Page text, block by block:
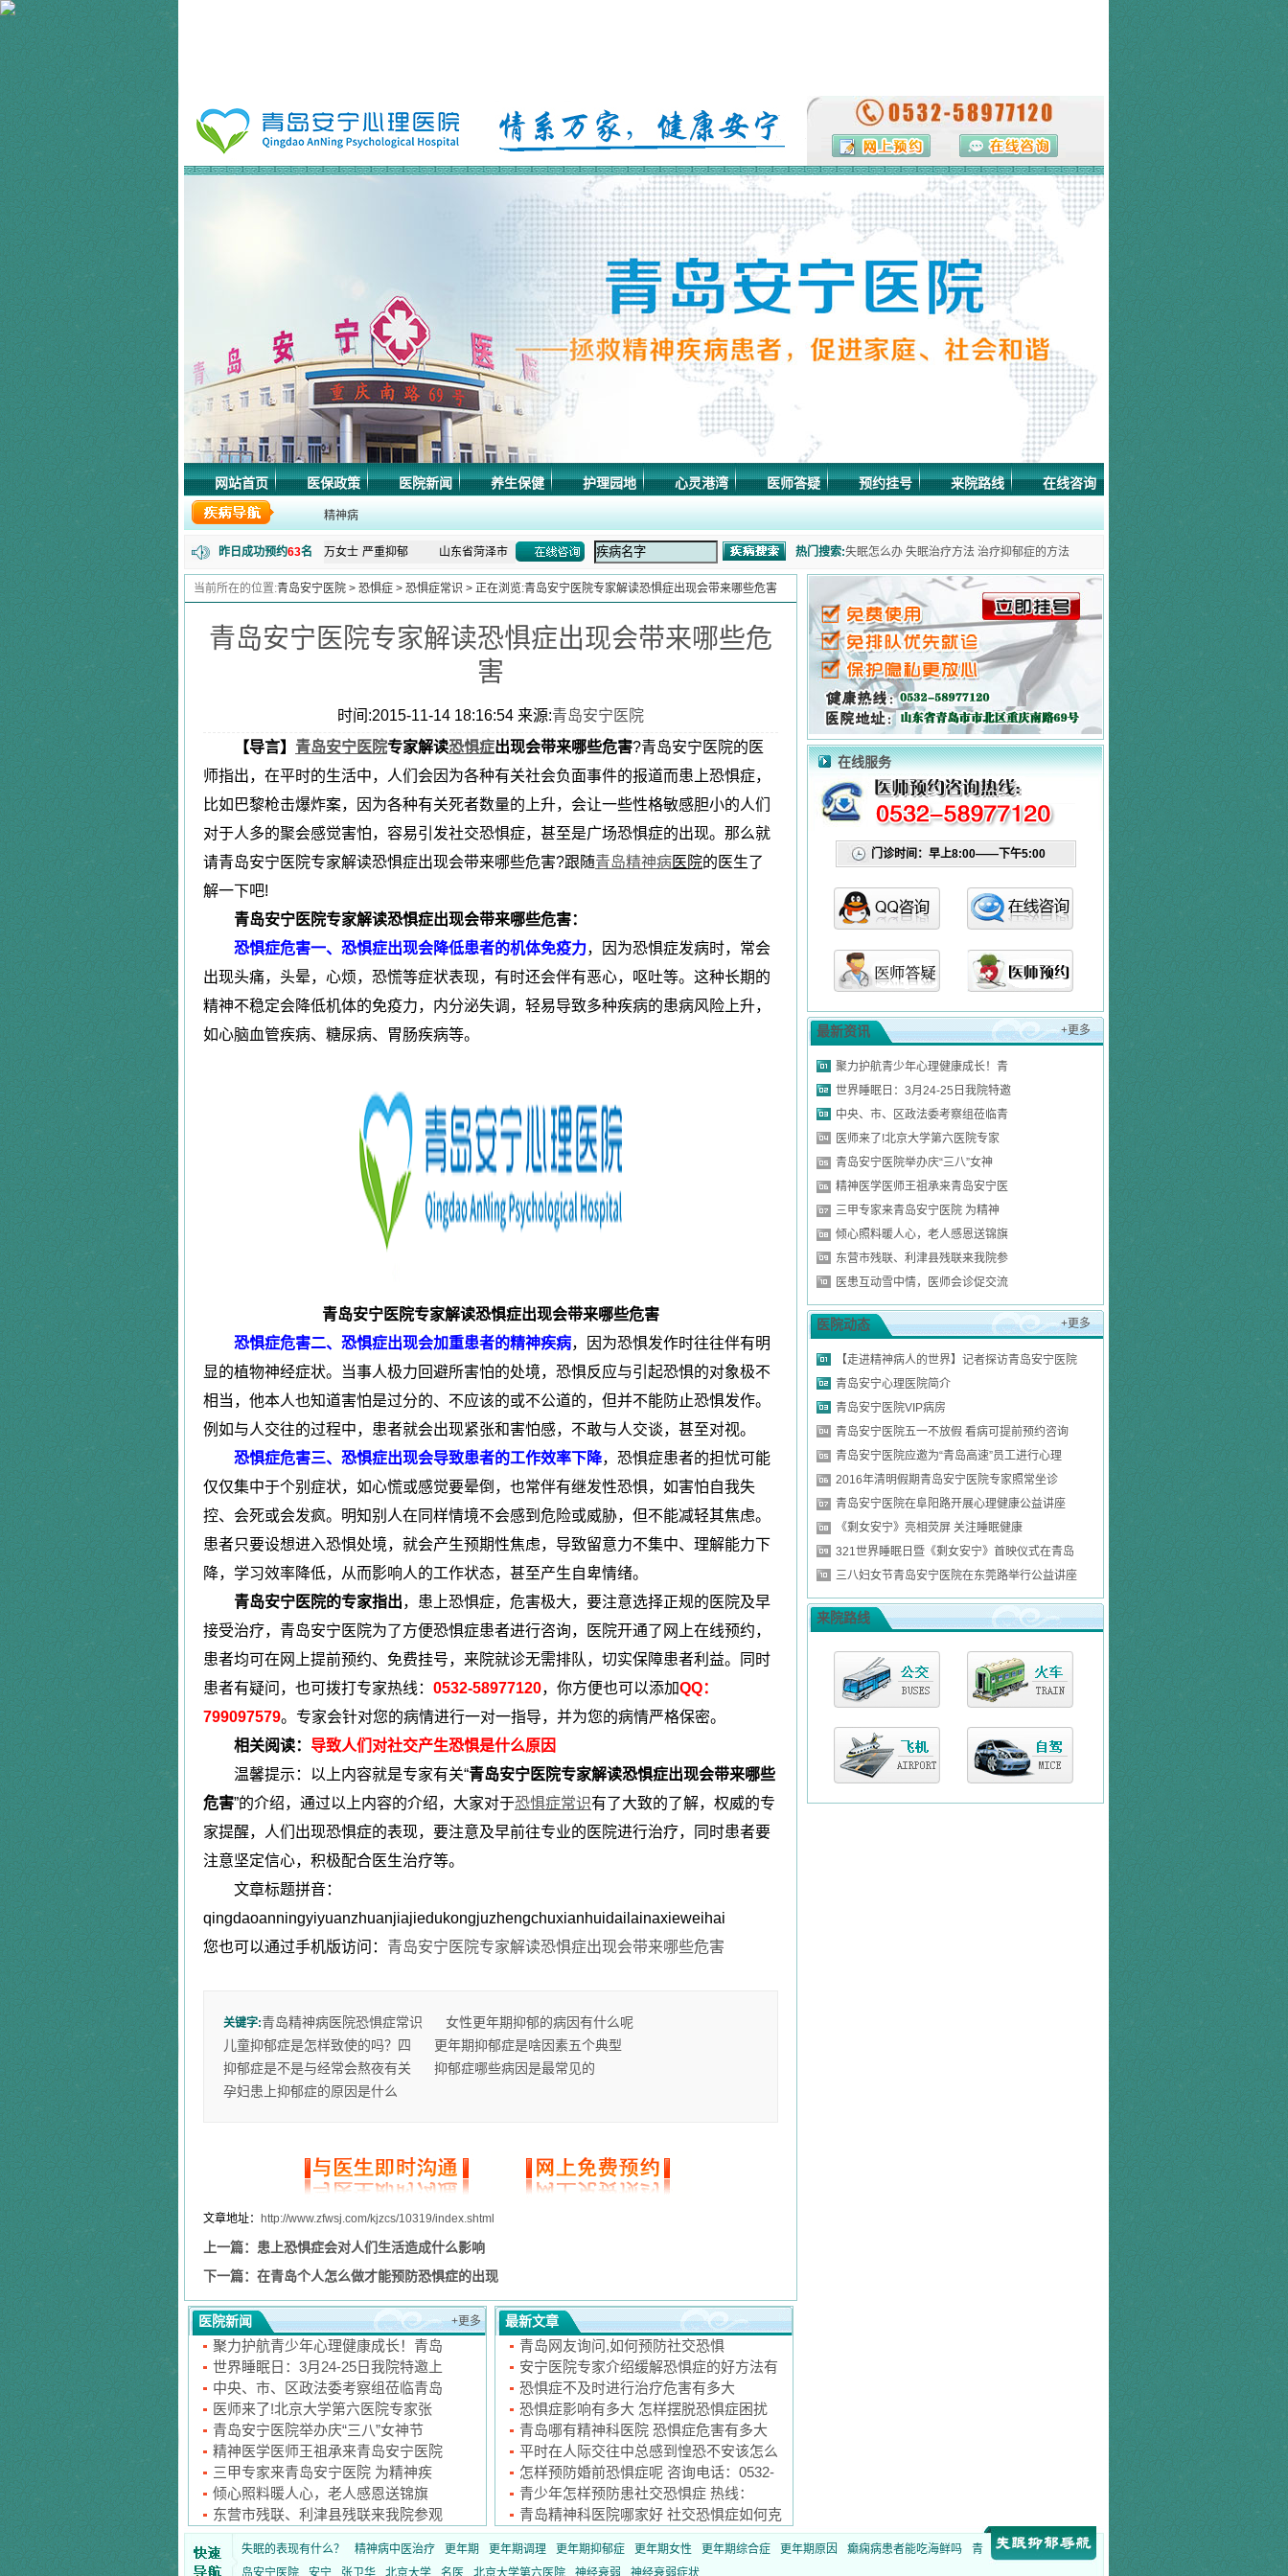
网站首页 医保政策 医院新闻 养生保健 护理园地 心灵港湾 医师答疑 预约挂号 来院路线 在线咨询
精神病
|
失眠症
|
焦虑症
|
狂躁症
|
|
|
疑病症
神经衰弱症
更年期综合症
|
昨日成功预约63名
程女士 抑郁失眠 山东省济南市
郭先生 精神障碍 山东省莱芜市
周先生
万女士 严重抑郁 山东省菏泽市
田先生 强迫症 山东省济南市
马先生 精神分裂 山东省潍坊市
山东省济南市
李先生 恐惧症 山东省济南市
腾先生 失眠抑郁 山东省聊城市
黄女士 焦虑症 山东省东营市
林先生 神经衰弱症 山东省泰安市
朱女士 失眠 山东省济南市
刘同学 抑郁症 山东省日照市
郭先生 精神障碍 山东省莱芜市
周先生 长期失眠 山东省淄博市
万女士 严重抑郁 山东省菏泽市
田先生 强迫症 山东省济南市
唐先生 更年期综合症 山东省青岛市
植物神经紊乱 山东省德州市
恐惧症 山东省济南市
失眠抑郁 山东省聊城市
焦虑症 山东省东营市
神经衰弱症 山东省泰安市
失眠
热门搜索:失眠怎么办 失眠治疗方法 治疗抑郁症的方法
当前所在的位置:青岛安宁医院 > 恐惧症 > 恐惧症常识 > 正在浏览:青岛安宁医院专家解读恐惧症出现会带来哪些危害
青岛安宁医院专家解读恐惧症出现会带来哪些危
害
时间:2015-11-14 18:16:54 来源:青岛安宁医院
【导言】 青岛安宁医院专家解读恐惧症出现会带来哪些危害?青岛安宁医院的医
师指出，在平时的生活中，人们会因为各种有关社会负面事件的报道而患上恐惧症，
比如巴黎枪击爆炸案，因为各种有关死者数量的上升，会让一些性格敏感胆小的人们
对于人多的聚会感觉害怕，容易引发社交恐惧症，甚至是广场恐惧症的出现。那么就
请青岛安宁医院专家解读恐惧症出现会带来哪些危害?跟随青岛精神病医院的医生了
解一下吧!
青岛安宁医院专家解读恐惧症出现会带来哪些危害：
恐惧症危害一、恐惧症出现会降低患者的机体免疫力，因为恐惧症发病时，常会
出现头痛，头晕，心烦，恐慌等症状表现，有时还会伴有恶心，呕吐等。这种长期的
精神不稳定会降低机体的免疫力，内分泌失调，轻易导致多种疾病的患病风险上升，
如心脑血管疾病、糖尿病、胃肠疾病等。
青岛安宁医院专家解读恐惧症出现会带来哪些危害
恐惧症危害二、恐惧症出现会加重患者的精神疾病，因为恐惧发作时往往伴有明
显的植物神经症状。当事人极力回避所害怕的处境，恐惧反应与引起恐惧的对象极不
相当，他本人也知道害怕是过分的、不应该的或不公道的，但并不能防止恐惧发作。
例如与人交往的过程中，患者就会出现紧张和害怕感，不敢与人交谈，甚至对视。
恐惧症危害三、恐惧症出现会导致患者的工作效率下降，恐惧症患者的担忧可能
仅仅集中于个别症状，如心慌或感觉要晕倒，也常伴有继发性恐惧，如害怕自我失
控、会死或会发疯。明知别人在同样情境不会感到危险或威胁，但不能减轻其焦虑。
患者只要设想进入恐惧处境，就会产生预期性焦虑，导致留意力不集中、理解能力下
降，学习效率降低，从而影响人的工作状态，甚至产生自卑情绪。
青岛安宁医院的专家指出，患上恐惧症，危害极大，要注意选择正规的医院及早
接受治疗，青岛安宁医院为了方便恐惧症患者进行咨询，医院开通了网上在线预约，
患者均可在网上提前预约、免费挂号，来院就诊无需排队，切实保障患者利益。同时
患者有疑问，也可拨打专家热线： 0532-58977120，你方便也可以添加QQ：
799097579。专家会针对您的病情进行一对一指导，并为您的病情严格保密。
相关阅读： 导致人们对社交产生恐惧是什么原因
温馨提示：以上内容就是专家有关“青岛安宁医院专家解读恐惧症出现会带来哪些
危害”的介绍，通过以上内容的介绍，大家对于恐惧症常识有了大致的了解，权威的专
家提醒，人们出现恐惧症的表现，要注意及早前往专业的医院进行治疗，同时患者要
注意坚定信心，积极配合医生治疗等。
文章标题拼音：
qingdaoanningyiyuanzhuanjiajiedukongjuzhengchuxianhuidailainaxieweihai
您也可以通过手机版访问： 青岛安宁医院专家解读恐惧症出现会带来哪些危害
关键字:青岛精神病医院恐惧症常识
女性更年期抑郁的病因有什么呢
儿童抑郁症是怎样致使的吗？四
更年期抑郁症是啥因素五个典型
抑郁症是不是与经常会熬夜有关
抑郁症哪些病因是最常见的
孕妇患上抑郁症的原因是什么
文章地址： http://www.zfwsj.com/kjzcs/10319/index.shtml
上一篇： 患上恐惧症会对人们生活造成什么影响
下一篇： 在青岛个人怎么做才能预防恐惧症的出现
医院新闻 +更多
聚力护航青少年心理健康成长！青岛
世界睡眠日：3月24-25日我院特邀上
中央、市、区政法委考察组莅临青岛
医师来了!北京大学第六医院专家张
青岛安宁医院举办庆“三八”女神节
精神医学医师王祖承来青岛安宁医院
三甲专家来青岛安宁医院 为精神疾
倾心照料暖人心，老人感恩送锦旗
东营市残联、利津县残联来我院参观
最新文章
青岛网友询问,如何预防社交恐惧
安宁医院专家介绍缓解恐惧症的好方法有
哪些
恐惧症不及时进行治疗危害有多大
恐惧症影响有多大 怎样摆脱恐惧症困扰
青岛哪有精神科医院 恐惧症危害有多大
平时在人际交往中总感到惶恐不安该怎么
办怎样预防婚前恐惧症呢 咨询电话：0532-
5897
青少年怎样预防患社交恐惧症 热线：
0532-58
青岛精神科医院哪家好 社交恐惧症如何克
服
在线服务
门诊时间：早上8:00——下午5:00
最新资讯 +更多
聚力护航青少年心理健康成长！青
世界睡眠日：3月24-25日我院特邀
中央、市、区政法委考察组莅临青
医师来了!北京大学第六医院专家
青岛安宁医院举办庆“三八”女神
精神医学医师王祖承来青岛安宁医
三甲专家来青岛安宁医院 为精神
倾心照料暖人心，老人感恩送锦旗
东营市残联、利津县残联来我院参
医患互动雪中情，医师会诊促交流
医院动态 +更多
【走进精神病人的世界】记者探访青岛安宁医院
青岛安宁心理医院简介
青岛安宁医院VIP病房
青岛安宁医院五一不放假 看病可提前预约咨询
青岛安宁医院应邀为“青岛高速”员工进行心理
2016年清明假期青岛安宁医院专家照常坐诊
青岛安宁医院在阜阳路开展心理健康公益讲座
《剩女安宁》亮相荧屏 关注睡眠健康
321世界睡眠日暨《剩女安宁》首映仪式在青岛
三八妇女节青岛安宁医院在东莞路举行公益讲座
来院路线
失眠的表现有什么？ 精神病中医治疗 更年期 更年期调理 更年期抑郁症 更年期女性 更年期综合症 更年期原因 癫痫病患者能吃海鲜吗
青
岛安宁医院
安宁 张卫华 北京大学 名医 北京大学第六医院 神经衰弱 神经衰弱症状